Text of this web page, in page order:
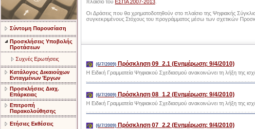
Σύντομη Παρουσίαση
Προσκλήσεις Υποβολής
Προτάσεων
Συχνές Ερωτήσεις
Κατάλογος Δικαιούχων
Ενταγμένων Έργων
Προσκλήσεις Διαχ.
Επάρκειας
Επιτροπή
Παρακολούθησης
Ετήσιες Εκθέσεις
πλαίσιο του ΕΣΠΑ 2007-2013
Οι Δράσεις που θα χρηματοδοτηθούν στο πλαίσιο της Ψηφιακής
συγκεκριμένους Στόχους του προγράμματος μέσω των σχετικών
(6/7/2009) Πρόσκληση 09_2.1 (Ενημέρωση: 9/4/2010)
H Ειδική Γραμματεία Ψηφιακού Σχεδιασμού ανακοινώνει τη λήξη της
(6/7/2009) Πρόσκληση 08_1.2 (Ενημέρωση: 9/4/2010)
H Ειδική Γραμματεία Ψηφιακού Σχεδιασμού ανακοινώνει τη λήξη της
(6/7/2009) Πρόσκληση 07_2.2 (Ενημέρωση: 9/4/2010)